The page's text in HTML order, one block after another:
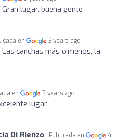
Gran lugar, buena gente
en 3 years ago
Las canchas más o menos, la
en 3 years ago
lugar
Di Rienzo Publicada en
4